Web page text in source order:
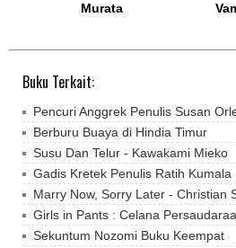
Murata
Buku Terkait:
Pencuri Anggrek Penulis Susan
Berburu Buaya di Hindia Timur
Susu Dan Telur - Kawakami Mieko
Gadis Kretek Penulis Ratih Kumala
Marry Now, Sorry Later - Christian
Girls in Pants : Celana
Sekuntum Nozomi Buku Keempat